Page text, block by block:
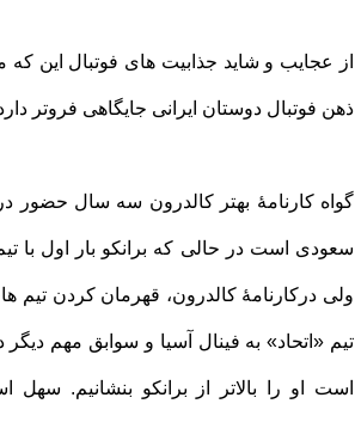
از عجایب و شاید جذابیت های فوتبال این که
ذهن فوتبال دوستان ایرانی جایگاهی فروتر
گواه کارنامۀ بهتر کالدرون سه سال حضور
ولی درکارنامۀ کالدرون، قهرمان کردن تیم
تیم «اتحاد» به فینال آسیا و سوابق مهم
است او را بالاتر از برانکو بنشانیم‌.